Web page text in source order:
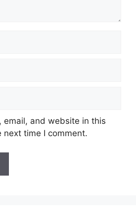
email, and website in this
next time I comment.